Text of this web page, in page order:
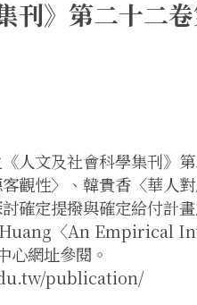
刊》第二十二
人文及社會科學集刊》
觀性〉、韓貴香〈華人
確定提撥與確定給付
〈An Empirical
心網址參閱。
publication/